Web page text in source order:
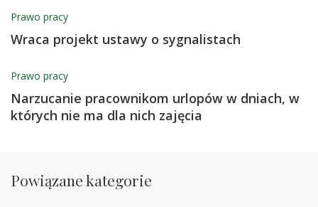
Prawo pracy
Wraca projekt ustawy o sygnalistach
Prawo pracy
Narzucanie pracownikom urlopów w dniach, w
których nie ma dla nich zajęcia
Powiązane kategorie